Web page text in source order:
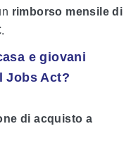
rimborso mensile di
.
e giovani
Jobs Act?
di acquisto a